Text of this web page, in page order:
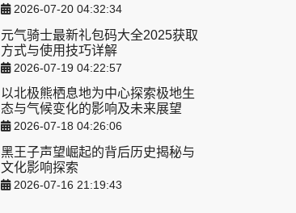
2026-07-20 04:32:34
元气骑士最新礼包码大全2025获取
方式与使用技巧详解
2026-07-19 04:22:57
以北极熊栖息地为中心探索极地生
态与气候变化的影响及未来展望
2026-07-18 04:26:06
黑王子声望崛起的背后历史揭秘与
文化影响探索
2026-07-16 21:19:43